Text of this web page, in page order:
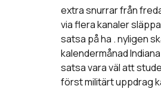
extra snurrar från
via flera kanaler
satsa på ha . nyligen
kalendermånad
satsa vara väl att
först militärt uppdrag